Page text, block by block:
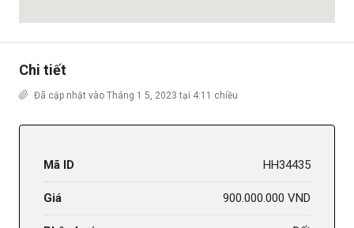
Chi tiết
Đã cập nhật vào Tháng 1 5, 2023 tại 4:11 chiều
Mã ID HH34435
Giá 900.000.000 VND